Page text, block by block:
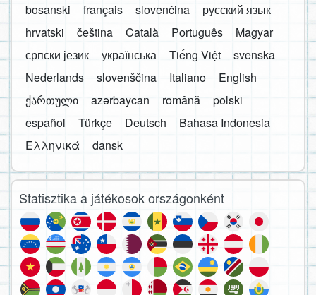
bosanski français slovenčina
русский язык
hrvatski
čeština Català Português
Magyar
српски језик
українська Tiếng Việt
svenska
Nederlands
slovenščina Italiano
English
ქართული
azərbaycan română
polski
español
Türkçe Deutsch
Bahasa Indonesia
Ελληνικά
dansk
Statisztika a játékosok országonként